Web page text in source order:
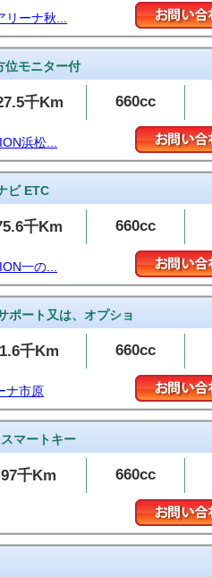
リーナ秋...
位モニター付
千Km 660cc
浜松...
ビ ETC
千Km 660cc
一の...
ポート又は、オプショ
1.6千Km 660cc
ナ市原
マートキー
97千Km 660cc